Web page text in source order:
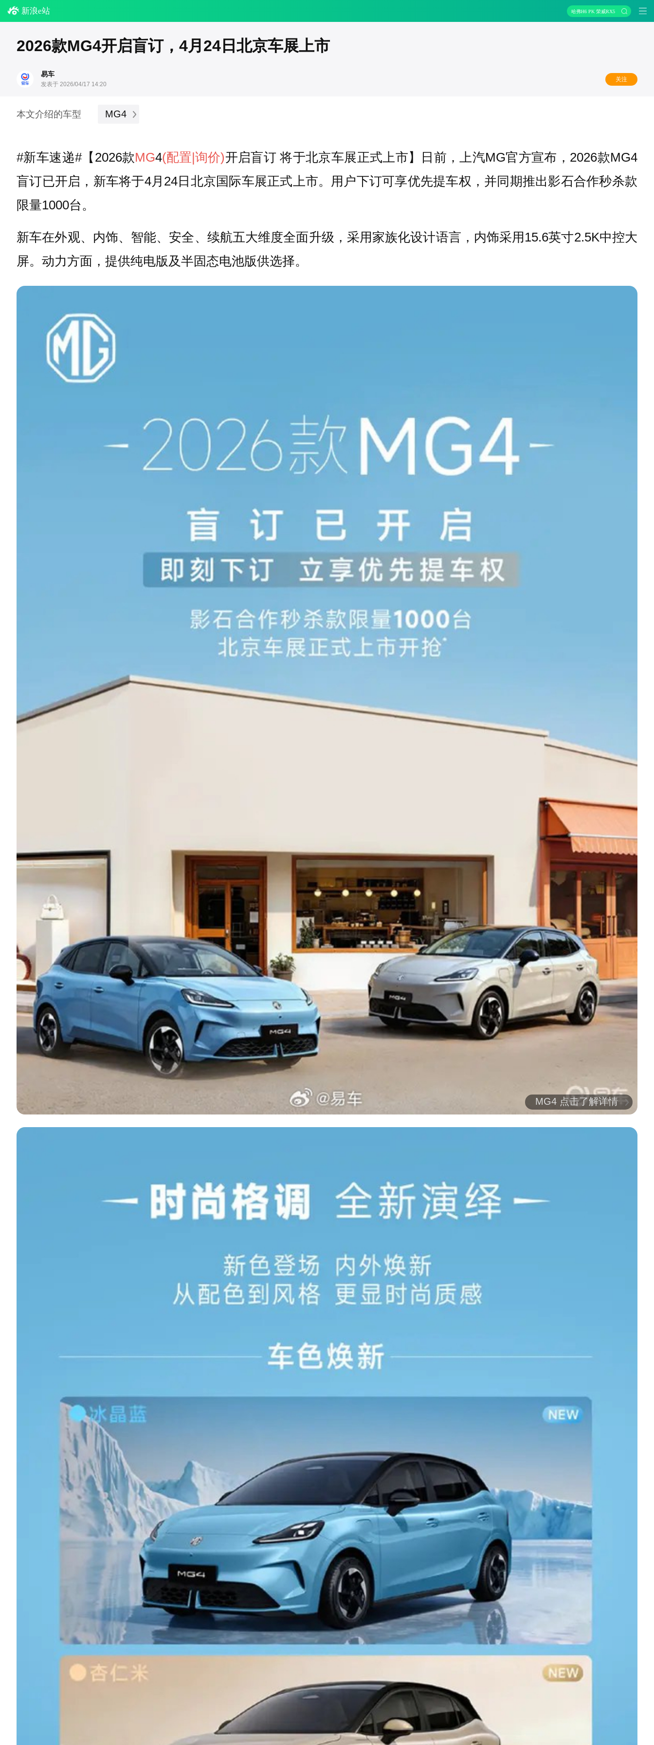
新浪e站 哈弗H6 PK 荣威RX5
2026款MG4开启盲订，4月24日北京车展上市
易车
发表于 2026/04/17 14:20
关注
本文介绍的车型 MG4
#新车速递#【2026款MG4(配置 |询价)开启盲订 将于北京车展正式上市】日前，上汽MG官方宣布，2026款MG4
盲订已开启，新车将于4月24日北京国际车展正式上市。用户下订可享优先提车权，并同期推出影石合作秒杀款
限量1000台。
新车在外观、内饰、智能、安全、续航五大维度全面升级，采用家族化设计语言，内饰采用15.6英寸2.5K中控大
屏。动力方面，提供纯电版及半固态电池版供选择。
MG4 点击了解详情